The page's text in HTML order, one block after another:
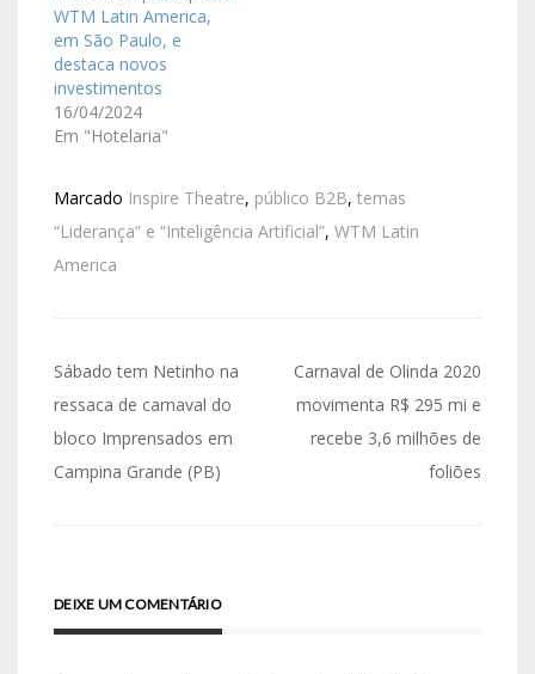
WTM Latin America,
em São Paulo, e
destaca novos
investimentos
16/04/2024
Em "Hotelaria"
Marcado Inspire Theatre, público B2B, temas
“Liderança” e “Inteligência Artificial”, WTM Latin
America
Sábado tem Netinho na
ressaca de carnaval do
bloco Imprensados em
Campina Grande (PB)
Carnaval de Olinda 2020
movimenta R$ 295 mi e
recebe 3,6 milhões de
foliões
DEIXE UM COMENTÁRIO